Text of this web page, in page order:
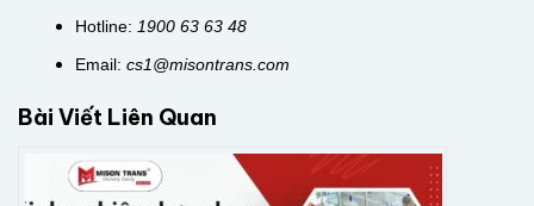
Hotline: 1900 63 63 48
Email: cs1@misontrans.com
Bài Viết Liên Quan